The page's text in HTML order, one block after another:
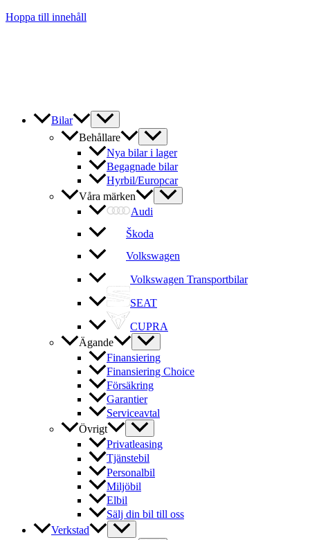
Hoppa till innehåll
Bilar
Behållare
Nya bilar i lager
Begagnade bilar
Hyrbil/Europcar
Våra märken
Audi
Škoda
Volkswagen
Volkswagen Transportbilar
SEAT
CUPRA
Ägande
Finansiering
Finansiering Choice
Försäkring
Garantier
Serviceavtal
Övrigt
Privatleasing
Tjänstebil
Personalbil
Miljöbil
Elbil
Sälj din bil till oss
Verkstad